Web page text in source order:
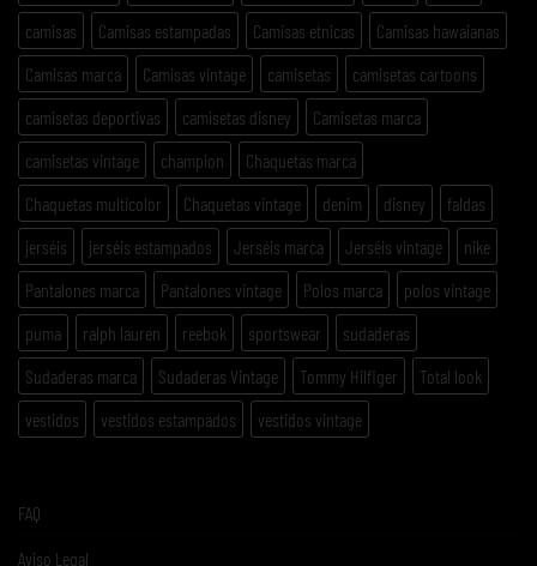
camisas
Camisas estampadas Camisas etnicas
Camisas hawaianas
Camisas marca
Camisas vintage camisetas
camisetas cartoons
camisetas deportivas
camisetas disney
Camisetas marca
camisetas vintage
champion
Chaquetas marca
Chaquetas multicolor
Chaquetas vintage denim disney
faldas
jerséis
jerséis estampados Jerséis marca Jerséis vintage
nike
Pantalones marca
Pantalones vintage Polos marca
polos vintage
puma
ralph lauren reebok sportswear
sudaderas
Sudaderas marca
Sudaderas Vintage Tommy Hilfiger
Total look
vestidos
vestidos estampados vestidos vintage
FAQ
Aviso Legal